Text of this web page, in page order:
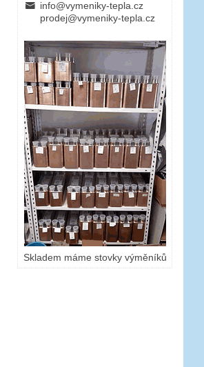
B info@vymeniky-tepla.cz
prodej@vymeniky-tepla.cz
Skladem máme stovky výměníků